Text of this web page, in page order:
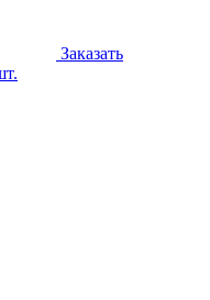
Заказать